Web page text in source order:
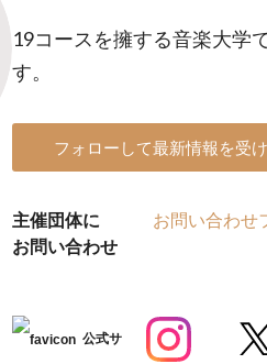
19コースを擁する音楽大学
す。
フォローして最新情報を受
主催団体に
お問い合わせ
お問い合わせ
公式サ